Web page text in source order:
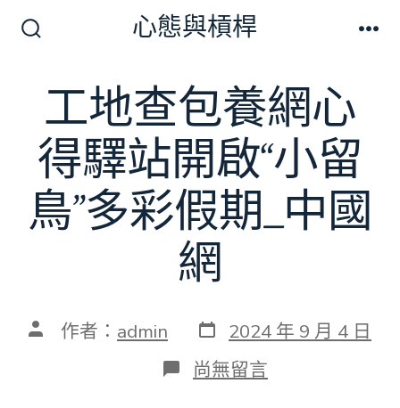
切
開
關
心態與槓桿
工地查包養網心
得驛站開啟“小留
鳥”多彩假期_中國
網
文 作者： admin 發
表
日
期
2024 年 9 月 4 日
在
〈工
尚無留言